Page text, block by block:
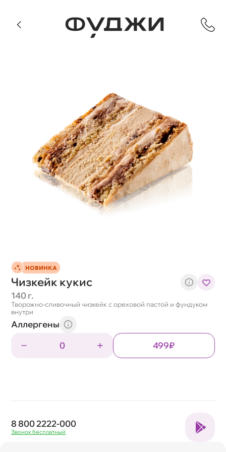
НОВИНКА
Чизкейк кукис
140 г.
Творожно-сливочный чизкейк с ореховой пастой и фундуком
внутри
Аллергены
0
499₽
8 800 2222-000
Звонок бесплатный